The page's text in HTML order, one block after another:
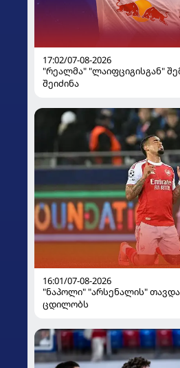
17:02/07-08-2026
"რეალმა" "ლაიფციგისგან"
შეიძინა
16:01/07-08-2026
"ნაპოლი" "არსენალის"
ცდილობს